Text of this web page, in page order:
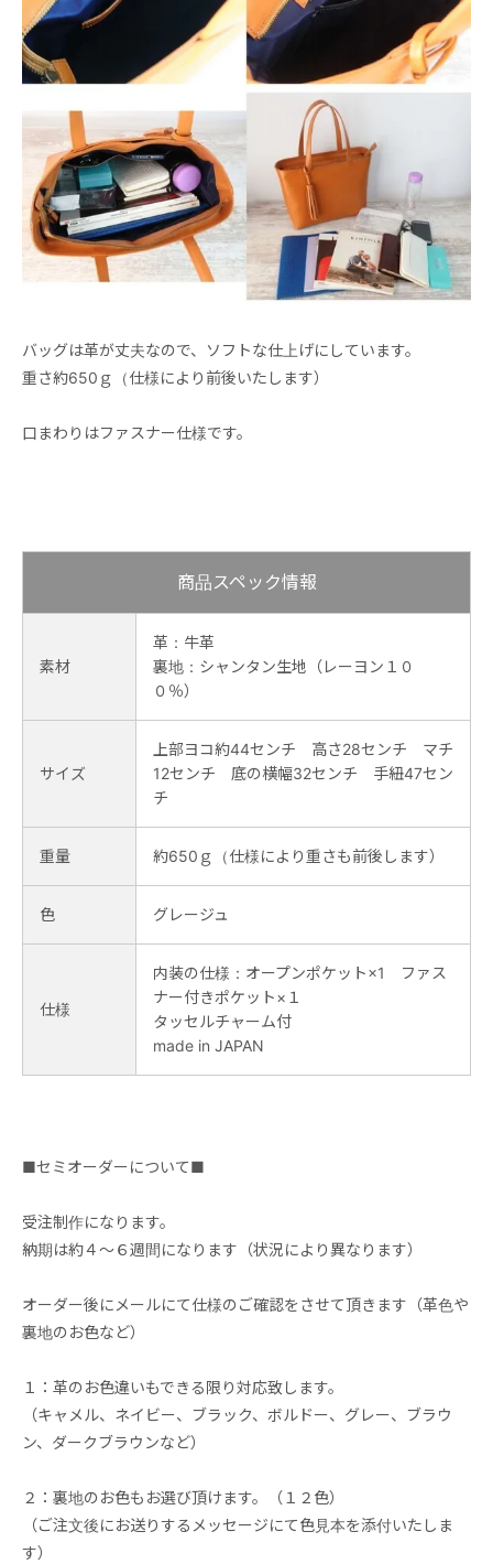
バッグは革が丈夫なので、ソフトな仕上げにしています。
重さ約650ｇ（仕様により前後いたします）
口まわりはファスナー仕様です。
商品スペック情報
素材
革：牛革
裏地：シャンタン生地（レーヨン１０
０％）
サイズ
上部ヨコ約44センチ 高さ28センチ マチ
12センチ 底の横幅32センチ 手紐47セン
チ
重量 約650ｇ（仕様により重さも前後します）
色 グレージュ
仕様
内装の仕様：オープンポケット×1 ファス
ナー付きポケット×１
タッセルチャーム付
made in JAPAN
■セミオーダーについて■
受注制作になります。
納期は約４～６週間になります（状況により異なります）
オーダー後にメールにて仕様のご確認をさせて頂きます（革色や
裏地のお色など）
１：革のお色違いもできる限り対応致します。
（キャメル、ネイビー、ブラック、ボルドー、グレー、ブラウ
ン、ダークブラウンなど）
２：裏地のお色もお選び頂けます。（１２色）
（ご注文後にお送りするメッセージにて色見本を添付いたしま
す）